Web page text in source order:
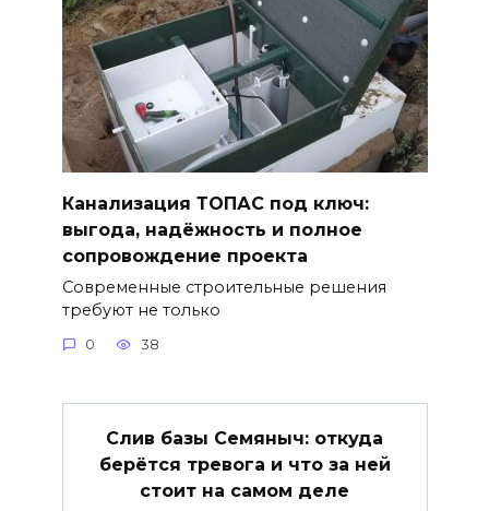
Канализация ТОПАС под ключ:
выгода, надёжность и полное
сопровождение проекта
Современные строительные решения
требуют не только
0 38
Слив базы Семяныч: откуда
берётся тревога и что за ней
стоит на самом деле